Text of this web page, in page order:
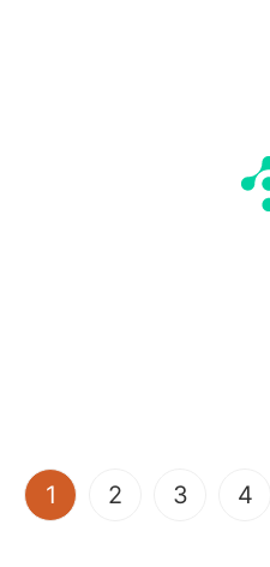
1 (current)
2 3 4